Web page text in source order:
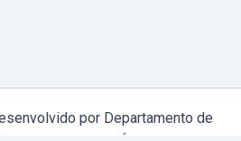
por Departamento de